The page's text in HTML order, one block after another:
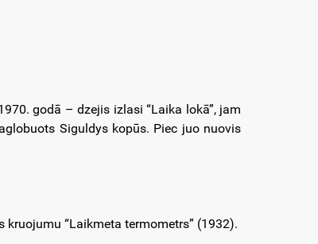
godā – dzejis izlasi “Laika lokā”, jam
Siguldys kopūs. Piec juo nuovis
“Laikmeta termometrs” (1932).